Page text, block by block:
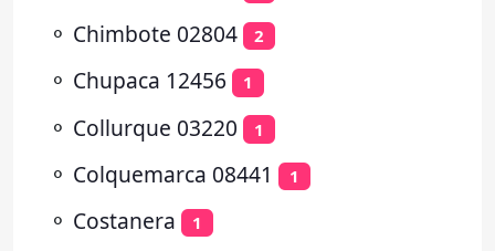
⚬ Chimbote 02804 2
⚬ Chupaca 12456 1
⚬ Collurque 03220 1
⚬ Colquemarca 08441 1
⚬ Costanera 1